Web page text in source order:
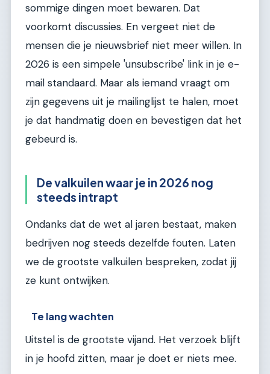
sommige dingen moet bewaren. Dat
voorkomt discussies. En vergeet niet de
mensen die je nieuwsbrief niet meer willen. In
2026 is een simpele 'unsubscribe' link in je e-
mail standaard. Maar als iemand vraagt om
zijn gegevens uit je mailinglijst te halen, moet
je dat handmatig doen en bevestigen dat het
gebeurd is.
De valkuilen waar je in 2026 nog
steeds intrapt
Ondanks dat de wet al jaren bestaat, maken
bedrijven nog steeds dezelfde fouten. Laten
we de grootste valkuilen bespreken, zodat jij
ze kunt ontwijken.
Te lang wachten
Uitstel is de grootste vijand. Het verzoek blijft
in je hoofd zitten, maar je doet er niets mee.